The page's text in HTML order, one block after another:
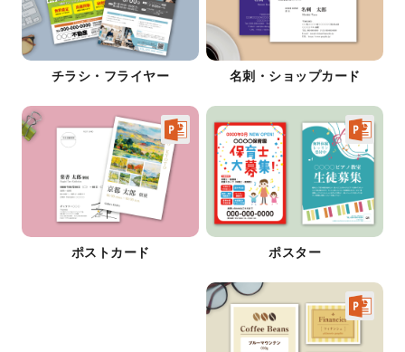
チラシ・フライヤー 名刺・ショップカード
ポストカード ポスター